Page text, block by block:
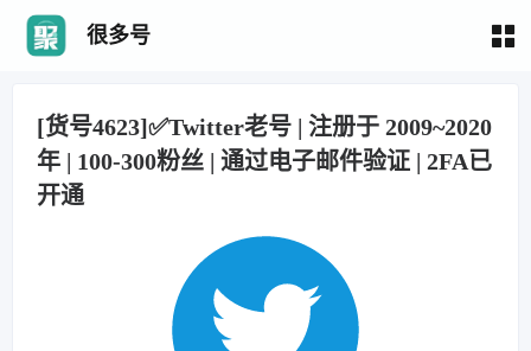
很多号
[货号4623]✅Twitter老号 | 注册于 2009~2020
年 | 100-300粉丝 | 通过电子邮件验证 | 2FA已
开通